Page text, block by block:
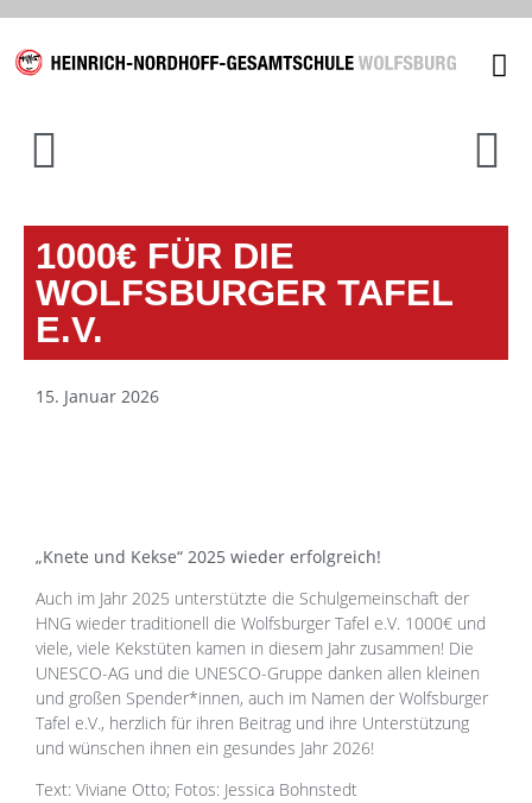
1000€ FÜR DIE
WOLFSBURGER TAFEL
E.V.
15. Januar 2026
„Knete und Kekse“ 2025 wieder erfolgreich!
Auch im Jahr 2025 unterstützte die Schulgemeinschaft der
HNG wieder traditionell die Wolfsburger Tafel e.V. 1000€ und
viele, viele Kekstüten kamen in diesem Jahr zusammen! Die
UNESCO-AG und die UNESCO-Gruppe danken allen kleinen
und großen Spender*innen, auch im Namen der Wolfsburger
Tafel e.V., herzlich für ihren Beitrag und ihre Unterstützung
und wünschen ihnen ein gesundes Jahr 2026!
Text: Viviane Otto; Fotos: Jessica Bohnstedt